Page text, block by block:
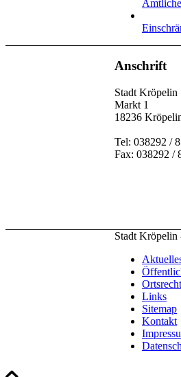
Anschrift
Stadt Kröpelin
Markt 1
18236
Tel: 038292 /
Fax: 038292 /
Stadt Kröpelin
Links
Sitemap
Kontakt